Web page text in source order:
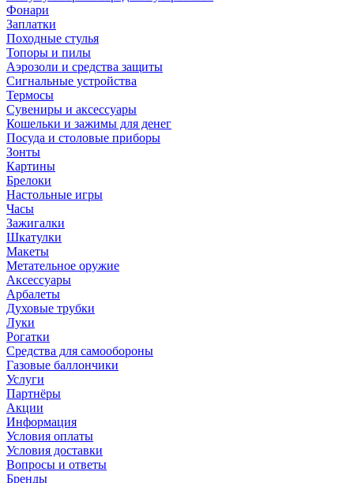
Фонари
Заплатки
Походные стулья
Топоры и пилы
Аэрозоли и средства защиты
Сигнальные устройства
Термосы
Сувениры и аксессуары
Кошельки и зажимы для денег
Посуда и столовые приборы
Зонты
Картины
Брелоки
Настольные игры
Часы
Зажигалки
Шкатулки
Макеты
Метательное оружие
Аксессуары
Арбалеты
Духовые трубки
Луки
Рогатки
Средства для самообороны
Газовые баллончики
Услуги
Партнёры
Акции
Информация
Условия оплаты
Условия доставки
Вопросы и ответы
Бренды